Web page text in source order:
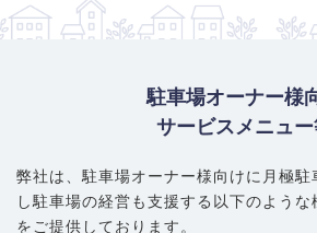
駐車場オーナー様
サービスメニュ
弊社は、駐車場オーナー様向けに月極駐
し駐車場の経営も支援する以下のような
をご提供しております。